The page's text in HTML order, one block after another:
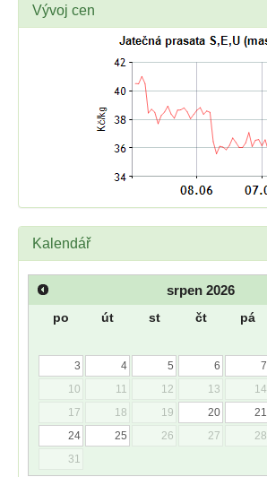
Vývoj cen
Kalendář
srpen 2026
po út st čt pá
3
4 5 6 7
10
11 12 13 14
17
18 19 20 21
24
25 26 27 28
31